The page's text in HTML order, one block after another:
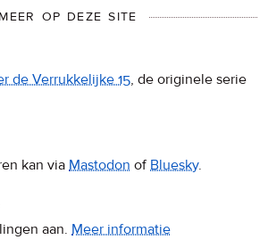
MEER OP DEZE SITE
de Verrukkelijke 15, de originele serie
kan via Mastodon ofBluesky.
aan. Meer informatie